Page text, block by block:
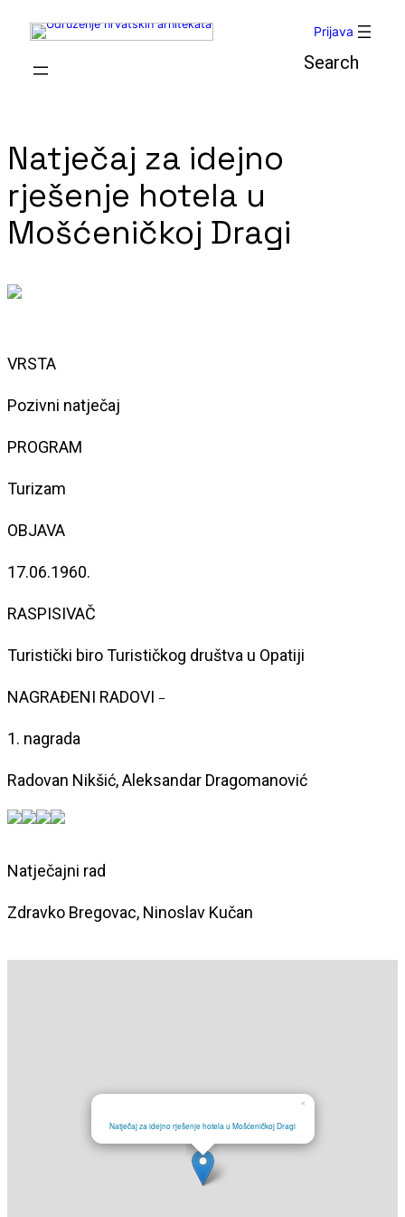
Prijava
Natječaj za idejno
rješenje hotela u
Mošćeničkoj Dragi
VRSTA
Pozivni natječaj
PROGRAM
Turizam
OBJAVA
17.06.1960.
RASPISIVAČ
Turistički biro Turističkog društva u Opatiji
NAGRAĐENI RADOVI –
1. nagrada
Radovan Nikšić, Aleksandar Dragomanović
Natječajni rad
Zdravko Bregovac, Ninoslav Kučan
Natječaj za idejno rješenje hotela u Mošćeničkoj Dragi
×